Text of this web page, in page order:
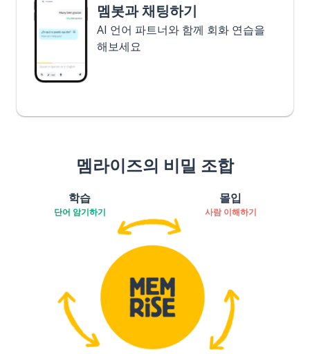
멤봇과 채팅하기
AI 언어 파트너와 함께 회화 연습을
해보세요
멤라이즈의 비밀 조합
학습
단어 암기하기
몰입
사람 이해하기